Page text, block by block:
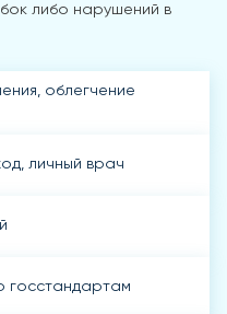
либо нарушений в
облегчение
личный врач
госстандартам